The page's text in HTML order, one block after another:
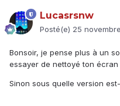
Lucasrsnw
Posté(e) 25
Bonsoir, je pense plus à un
essayer de nettoyé ton écran
Sinon sous quelle version